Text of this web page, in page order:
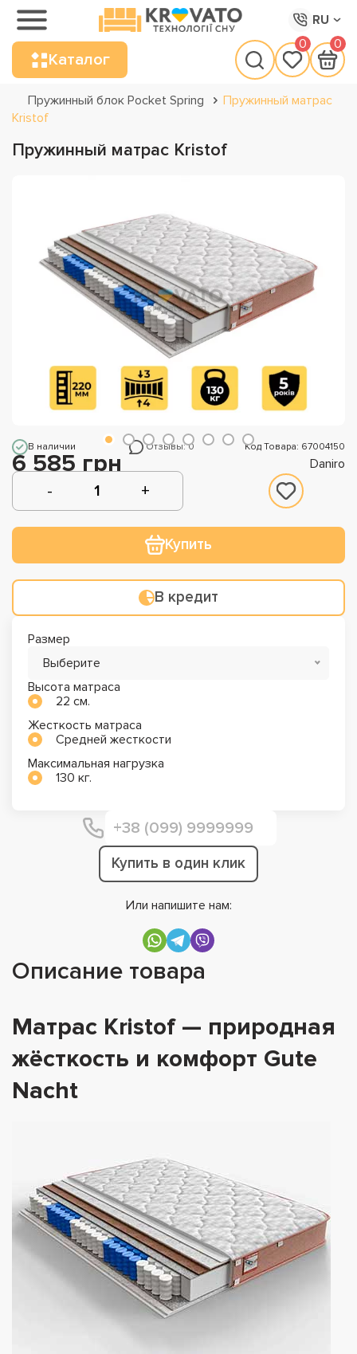
RU
Каталог
0 0
Пружинный блок Pocket Spring
Пружинный матрас
Kristof
Пружинный матрас Kristof
В наличии Отзывы: 0 Код Товара: 67004150
6 585 грн Daniro
Купить
В кредит
Размер
Выберите
Высота матраса
22 см.
Жесткость матраса
Средней жесткости
Максимальная нагрузка
130 кг.
Купить в один клик
Или напишите нам:
Описание товара
Матрас Kristof — природная
жёсткость и комфорт Gute
Nacht